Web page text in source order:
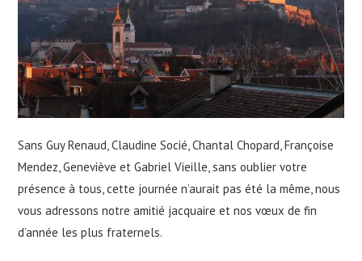
Sans Guy Renaud, Claudine Socié, Chantal Chopard, Françoise
Mendez, Geneviève et Gabriel Vieille, sans oublier votre
présence à tous, cette journée n’aurait pas été la même, nous
vous adressons notre amitié jacquaire et nos vœux de fin
d’année les plus fraternels.